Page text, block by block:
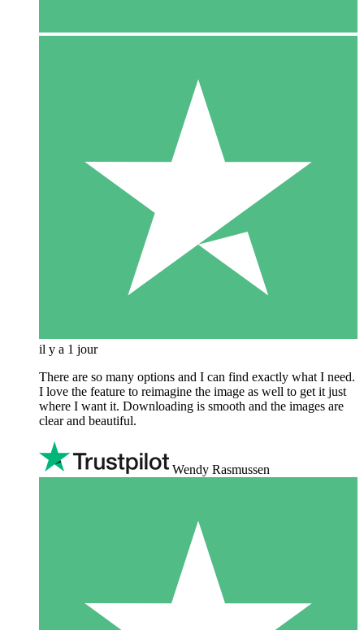
il y a 1 jour
There are so many options and I can find exactly what I need.
I love the feature to reimagine the image as well to get it just
where I want it. Downloading is smooth and the images are
clear and beautiful.
Wendy Rasmussen